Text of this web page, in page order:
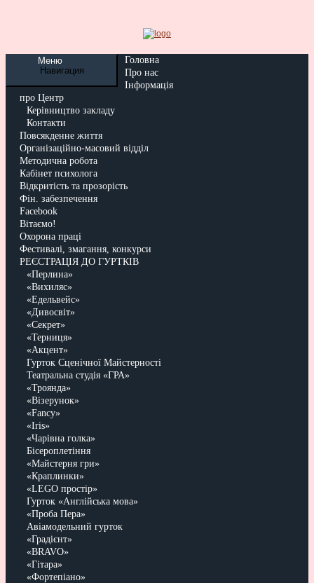
Навигация
Меню
Головна
Про нас
Інформація
про Центр
Керівництво закладу
Контакти
Повсякденне життя
Організаційно-масовий відділ
Методична робота
Кабінет психолога
Відкритість та прозорість
Фін. забезпечення
Facebook
Вітаємо!
Охорона праці
Фестивалі, змагання, конкурси
РЕЄСТРАЦІЯ ДО ГУРТКІВ
«Перлина»
«Вихиляс»
«Едельвейс»
«Дивосвіт»
«Секрет»
«Терниця»
«Акцент»
Гурток Сценічної Майстерності
Театральна студія «ГРА»
«Троянда»
«Візерунок»
«Fancy»
«Iris»
«Чарівна голка»
Бісероплетіння
«Майстерня гри»
«Краплинки»
«LEGO простір»
Гурток «Англійська мова»
«Проба Пера»
Авіамодельний гурток
«Градієнт»
«BRAVO»
«Гітара»
«Фортепіано»